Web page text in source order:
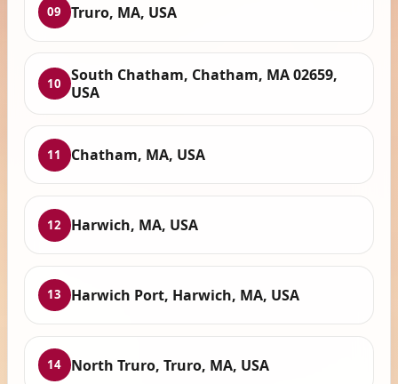
09 Truro, MA, USA
10
South Chatham, Chatham, MA 02659,
USA
11 Chatham, MA, USA
12 Harwich, MA, USA
13 Harwich Port, Harwich, MA, USA
14 North Truro, Truro, MA, USA